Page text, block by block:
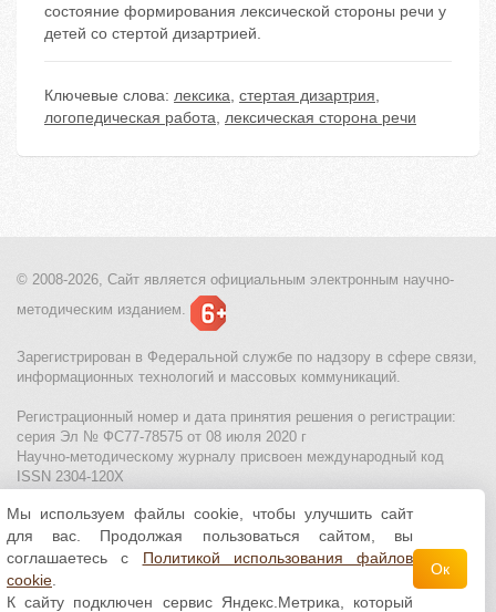
состояние формирования лексической стороны речи у
детей со стертой дизартрией.
Ключевые слова: лексика, стертая дизартрия,
логопедическая работа, лексическая сторона речи
© 2008-2026, Сайт является официальным электронным научно-
методическим изданием.
Зарегистрирован в Федеральной службе по надзору в сфере связи,
информационных технологий и массовых коммуникаций.
Регистрационный номер и дата принятия решения о регистрации:
серия Эл № ФС77-78575 от 08 июля 2020 г
Научно-методическому журналу присвоен международный код
ISSN 2304-120X
МЦИТО|Школьные олимпиады и онлайн конкурсы для детей
Политика использования файлов cookie| Политика обработки и
защиты персональных данных
Все материалы доступны полицензии Creative
Мы используем файлы cookie, чтобы улучшить сайт
для вас. Продолжая пользоваться сайтом, вы
соглашаетесь с Политикой использования файлов
cookie
К сайту подключен сервис Яндекс.Метрика, который
Ок